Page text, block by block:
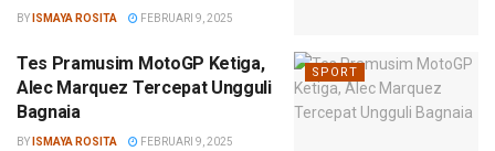
BY ISMAYA ROSITA FEBRUARI 9, 2025
SPORT
Tes Pramusim MotoGP Ketiga,
Alec Marquez Tercepat Ungguli
Bagnaia
BY ISMAYA ROSITA FEBRUARI 9, 2025